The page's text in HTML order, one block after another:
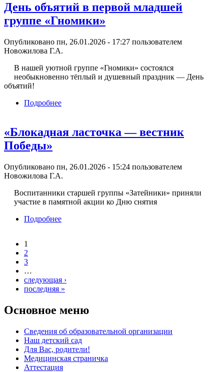
День объятий в первой младшей
группе «Гномики»
Опубликовано пн, 26.01.2026 - 17:27 пользователем
Новожилова Г.А.
В нашей уютной группе «Гномики» состоялся
необыкновенно тёплый и душевный праздник — День
объятий!
Подробнее
«Блокадная ласточка — вестник
Победы»
Опубликовано пн, 26.01.2026 - 15:24 пользователем
Новожилова Г.А.
Воспитанники старшей группы «Затейники» приняли
участие в памятной акции ко Дню снятия
Подробнее
Страницы
1
2
3
…
следующая ›
последняя »
Основное меню
Сведения об образовательной организации
Наш детский сад
Для Вас, родители!
Медицинская страничка
Аттестация